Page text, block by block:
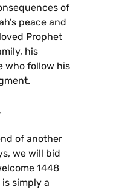
of
peace and
Prophet
his
who follow his
of another
we will bid
1448
simply a